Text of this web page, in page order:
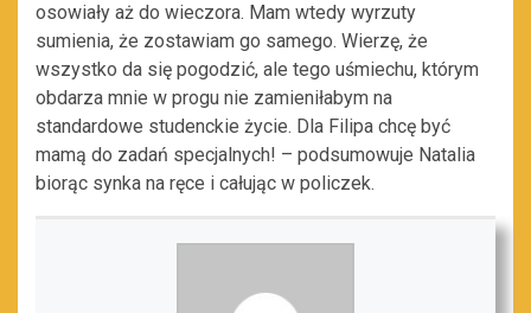
osowiały aż do wieczora. Mam wtedy wyrzuty
sumienia, że zostawiam go samego. Wierzę, że
wszystko da się pogodzić, ale tego uśmiechu, którym
obdarza mnie w progu nie zamieniłabym na
standardowe studenckie życie. Dla Filipa chcę być
mamą do zadań specjalnych! – podsumowuje Natalia
biorąc synka na ręce i całując w policzek.